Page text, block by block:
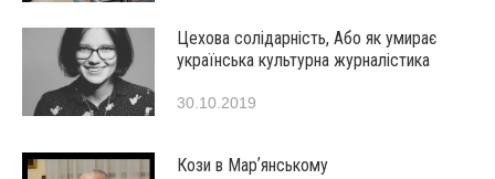
Цехова солідарність, Або як умирає
українська культурна журналістика
30.10.2019
Кози в Марʼянському